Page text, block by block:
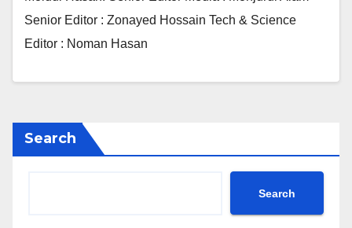
Senior Editor : Zonayed Hossain Tech & Science
Editor : Noman Hasan
Search
Search